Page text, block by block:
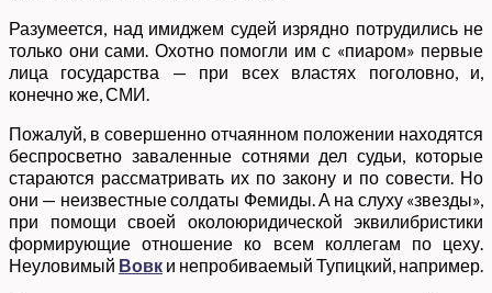
Разумеется, над имиджем судей изрядно потрудились не
только они сами. Охотно помогли им с «пиаром» первые
лица государства — при всех властях поголовно, и,
конечно же, СМИ.
Пожалуй, в совершенно отчаянном положении находятся
беспросветно заваленные сотнями дел судьи, которые
стараются рассматривать их по закону и по совести. Но
они — неизвестные солдаты Фемиды. А на слуху «звезды»,
при помощи своей околоюридической эквилибристики
формирующие отношение ко всем коллегам по цеху.
Неуловимый Вовк и непробиваемый Тупицкий, например.